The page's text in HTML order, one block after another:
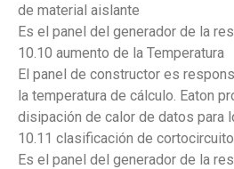
de material aislante
Es el panel del generador de la
10.10 aumento de la Temperatura
El panel de constructor es
la temperatura de cálculo. Eaton
disipación de calor de datos para
10.11 clasificación de cortocircuito
Es el panel del generador de la